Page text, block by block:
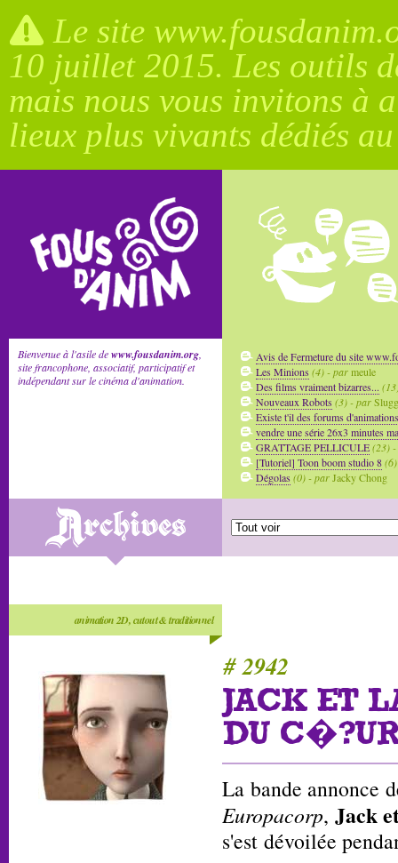
Le site
10 juillet 2015. Les outils
mais nous vous invitons à
lieux plus vivants dédiés
Bienvenue à l'asile dewww.fousdanim.org
site francophone, associatif, participatif et
indépendant sur le cinéma d'animation.
Avis de Fermeture du site
Les Minions(4) - parmeule
Des films vraiment bizarres...
Nouveaux Robots(3) - par
Existe t'il des forums d'animations
vendre une série 26x3 minutes
GRATTAGE PELLICULE(23)
[Tutoriel] Toon boom studio 8
Dégolas(0) - parJacky Chong
animation 2D, cutout & traditionnel
# 2942
JACK ET
DU
La bande annonce
Europacorp, Jack
s'est dévoilée